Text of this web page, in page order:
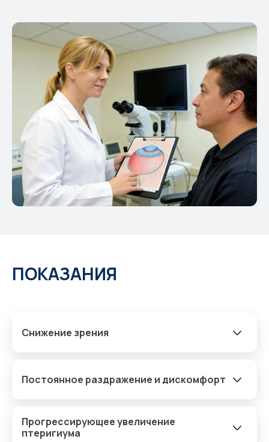
ПОКАЗАНИЯ
Снижение зрения
Постоянное раздражение и дискомфорт
Прогрессирующее увеличение
птеригиума